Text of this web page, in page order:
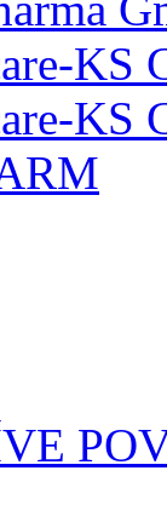
KS
KS